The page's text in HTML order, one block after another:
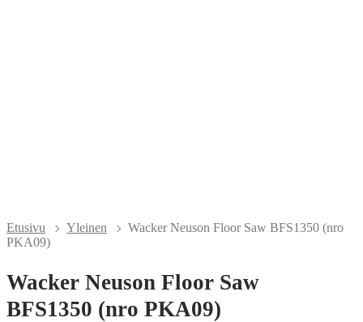
Etusivu Yleinen
Wacker Neuson Floor Saw BFS1350 (nro
PKA09)
Wacker Neuson Floor Saw
BFS1350 (nro PKA09)